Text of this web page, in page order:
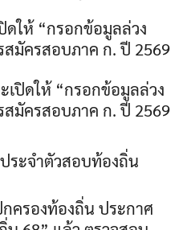
ดให้ “กรอกข้อมูลล่วง
มัครสอบภาค ก. ปี 2569
เปิดให้ “กรอกข้อมูลล่วง
มัครสอบภาค ก. ปี 2569
ระจําตัวสอบท้องถิ่น
กครองท้องถิ่น ประกาศ